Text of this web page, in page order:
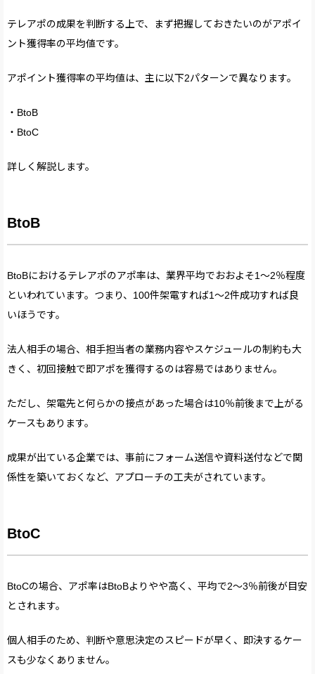
テレアポの成果を判断する上で、まず把握しておきたいのがアポイ
ント獲得率の平均値です。
アポイント獲得率の平均値は、主に以下2パターンで異なります。
・BtoB
・BtoC
詳しく解説します。
BtoB
BtoBにおけるテレアポのアポ率は、業界平均でおおよそ1〜2％程度
といわれています。つまり、100件架電すれば1〜2件成功すれば良
いほうです。
法人相手の場合、相手担当者の業務内容やスケジュールの制約も大
きく、初回接触で即アポを獲得するのは容易ではありません。
ただし、架電先と何らかの接点があった場合は10％前後まで上がる
ケースもあります。
成果が出ている企業では、事前にフォーム送信や資料送付などで関
係性を築いておくなど、アプローチの工夫がされています。
BtoC
BtoCの場合、アポ率はBtoBよりやや高く、平均で2〜3％前後が目安
とされます。
個人相手のため、判断や意思決定のスピードが早く、即決するケー
スも少なくありません。